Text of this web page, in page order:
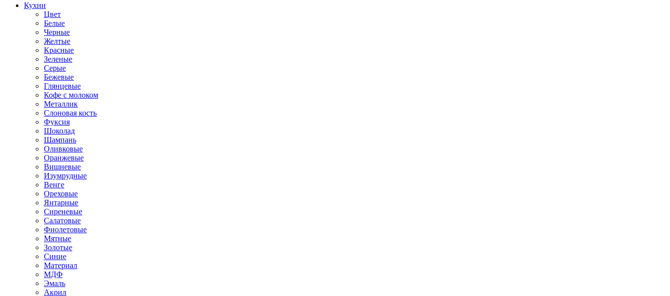
Кухни
Цвет
Белые
Черные
Желтые
Красные
Зеленые
Серые
Бежевые
Глянцевые
Кофе с молоком
Металлик
Слоновая кость
Фуксия
Шоколад
Шампань
Оливковые
Оранжевые
Вишневые
Изумрудные
Венге
Ореховые
Янтарные
Сиреневые
Салатовые
Фиолетовые
Мятные
Золотые
Синие
Материал
МДФ
Эмаль
Акрил